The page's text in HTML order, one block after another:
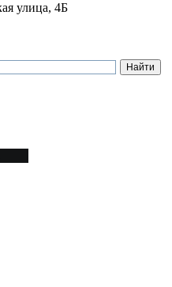
улица, 4Б